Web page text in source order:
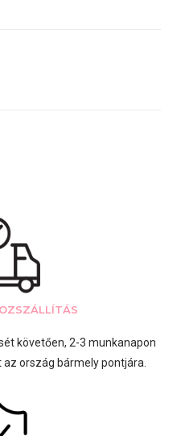
követően, 2-3 munkanapon
ország bármely pontjára.